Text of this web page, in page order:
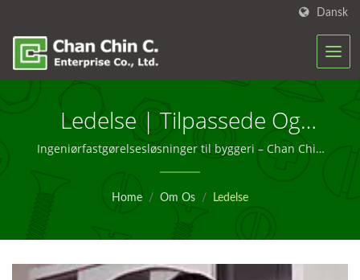
Dansk
Ledelse | Tilpassede Og
Store Skrue-Løsninger, Du
Kan Stole På – Chan Chin C.
Ingeniørfastgørelsesløsninger til byggeri – Chan Chin
C.
Home / Om Os / Ledelse